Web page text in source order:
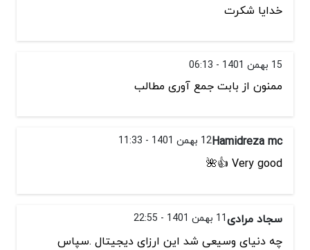
خدایا شکرت
15 بهمن 1401 - 06:13
ممنون از بابت جمع آوری مطالب
Hamidreza mc12 بهمن 1401 - 11:33
Very good 👍🌺
سجاد مرادی11 بهمن 1401 - 22:55
چه دنیای وسیعی شد این ارزای دیجیتال .سپاس